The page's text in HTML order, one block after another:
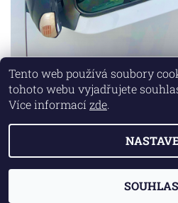
Lokality Marketing
2026 © AUTO MD,
Vytvořil
Tento web používá soubory
tohoto webu vyjadřujete
Více informací zde.